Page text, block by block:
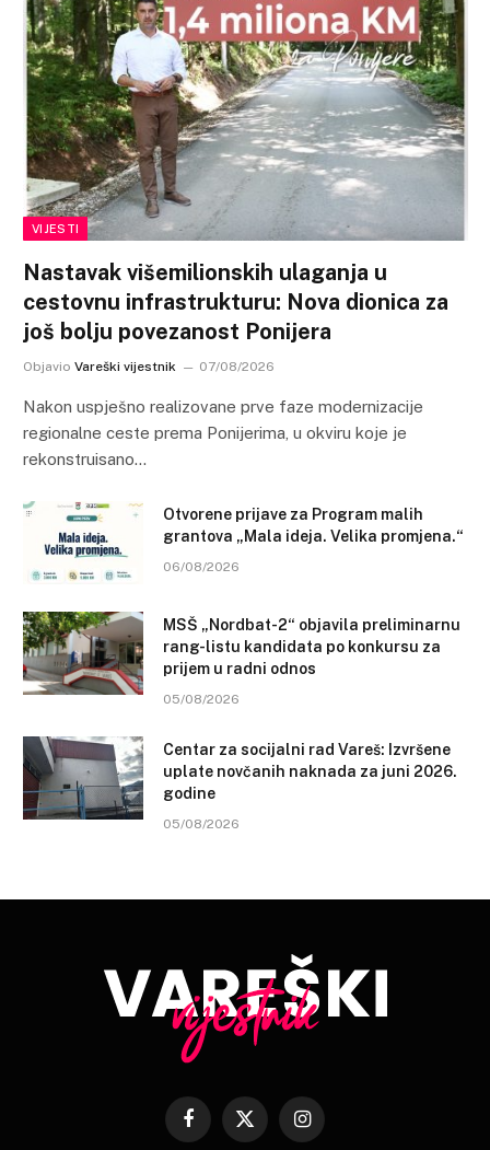
VIJESTI
Nastavak višemilionskih ulaganja u
cestovnu infrastrukturu: Nova dionica za
još bolju povezanost Ponijera
Objavio Vareški vijestnik 07/08/2026
Nakon uspješno realizovane prve faze modernizacije
regionalne ceste prema Ponijerima, u okviru koje je
rekonstruisano…
Otvorene prijave za Program malih
grantova „Mala ideja. Velika promjena.“
06/08/2026
MSŠ „Nordbat-2“ objavila preliminarnu
rang-listu kandidata po konkursu za
prijem u radni odnos
05/08/2026
Centar za socijalni rad Vareš: Izvršene
uplate novčanih naknada za juni 2026.
godine
05/08/2026
Facebook
X
Instagram